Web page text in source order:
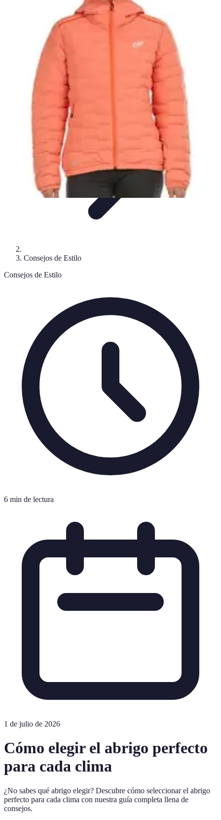
Consejos de Estilo
Guía de
AccesoriosTendencias
Estilo Para Todos
Consejos de Estilo
Consejos de Estilo
6 min de lectura
1 de julio de 2026
Cómo elegir el abrigo perfecto
para cada clima
¿No sabes qué abrigo elegir? Descubre cómo seleccionar el abrigo
perfecto para cada clima con nuestra guía completa llena de
consejos.